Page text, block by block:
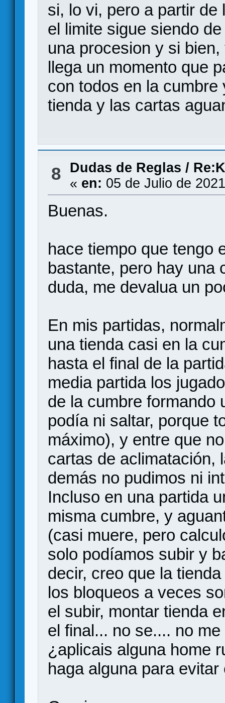
si, lo vi, pero a partir
el limite sigue siendo
una procesion y si
llega un momento que
con todos en la
tienda y las cartas
8 Dudas de Reglas /
« en: 05 de Julio de
Buenas.
hace tiempo que tengo
bastante, pero hay una
duda, me devalua un
En mis partidas,
una tienda casi en la
hasta el final de la
media partida los
de la cumbre formando
podía ni saltar, porque
máximo), y entre que
cartas de aclimatación,
demás no pudimos ni
Incluso en una partida
misma cumbre, y
(casi muere, pero
solo podíamos subir y
decir, creo que la
los bloqueos a veces
el subir, montar tienda
el final... no se.... no
¿aplicais alguna home
haga alguna para evitar